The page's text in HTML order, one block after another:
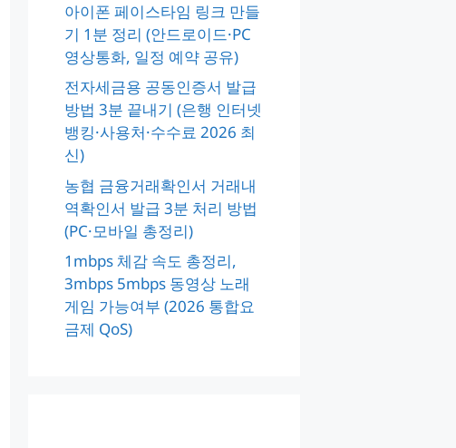
아이폰 페이스타임 링크 만들
기 1분 정리 (안드로이드·PC
영상통화, 일정 예약 공유)
전자세금용 공동인증서 발급
방법 3분 끝내기 (은행 인터넷
뱅킹·사용처·수수료 2026 최
신)
농협 금융거래확인서 거래내
역확인서 발급 3분 처리 방법
(PC·모바일 총정리)
1mbps 체감 속도 총정리,
3mbps 5mbps 동영상 노래
게임 가능여부 (2026 통합요
금제 QoS)